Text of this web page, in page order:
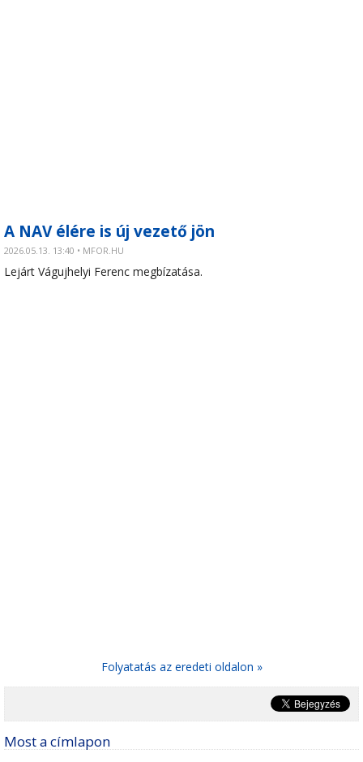
A NAV élére is új vezető jön
2026.05.13. 13:40 • MFOR.HU
Lejárt Vágujhelyi Ferenc megbízatása.
Folyatatás az eredeti oldalon »
Most a címlapon